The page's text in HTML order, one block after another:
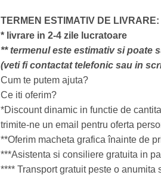
TERMEN ESTIMATIV DE LIVRARE:
* livrare in 2-4 zile lucratoare
** termenul este estimativ si poate
(veti fi contactat telefonic sau in
Cum te putem ajuta?
Ce iti oferim?
*Discount dinamic in functie de
trimite-ne un email pentru oferta
**Oferim macheta grafica înainte de
***Asistenta si consiliere gratuita in
**** Transport gratuit peste o anumita